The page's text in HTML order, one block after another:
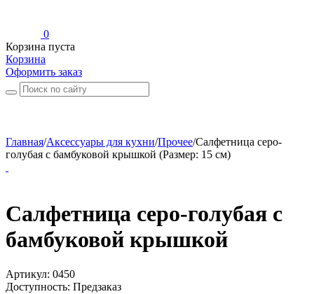
0
Корзина пуста
Корзина
Оформить заказ
Главная/Аксессуары для кухни/Прочее/Салфетница серо-
голубая с бамбуковой крышкой (Размер: 15 см)
Салфетница серо-голубая с
бамбуковой крышкой
Артикул: 0450
Доступность: Предзаказ